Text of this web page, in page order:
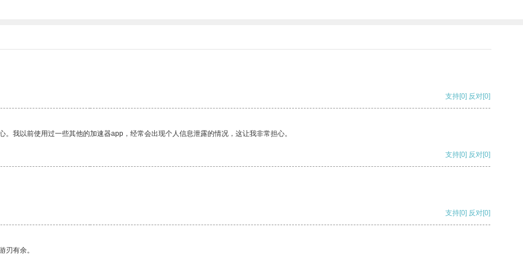
支持[0] 反对[0]
我以前使用过一些其他的加速器app，经常会出现个人信息泄露的情况，这让我非常担心。
支持[0] 反对[0]
支持[0] 反对[0]
刃有余。